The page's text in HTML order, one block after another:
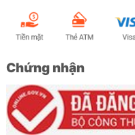
Chứng nhận